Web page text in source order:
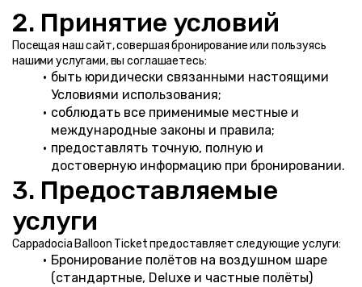
2. Принятие условий
Посещая наш сайт, совершая бронирование или пользуясь
нашими услугами, вы соглашаетесь:
быть юридически связанными настоящими
Условиями использования;
соблюдать все применимые местные и
международные законы и правила;
предоставлять точную, полную и
достоверную информацию при бронировании.
3. Предоставляемые
услуги
Cappadocia Balloon Ticket предоставляет следующие услуги:
Бронирование полётов на воздушном шаре
(стандартные, Deluxe и частные полёты)